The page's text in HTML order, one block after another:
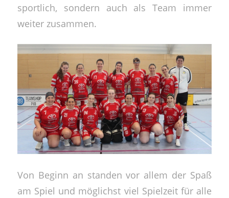
sportlich, sondern auch als Team immer
weiter zusammen.
Von Beginn an standen vor allem der Spaß
am Spiel und möglichst viel Spielzeit für alle